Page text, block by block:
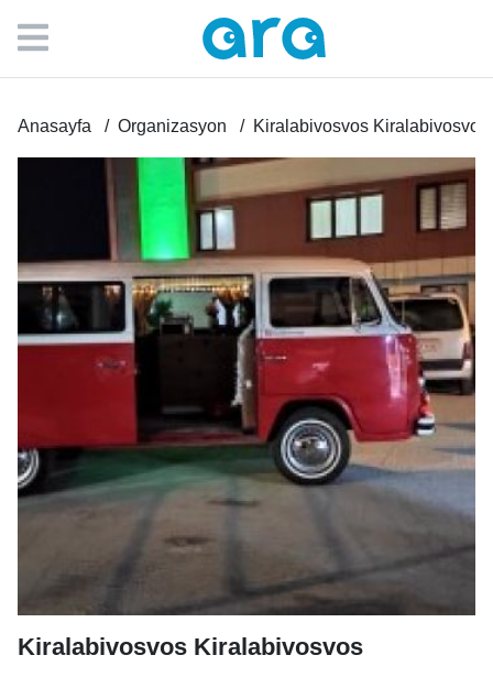
Anasayfa Organizasyon Kiralabivosvos Kiralabivosvos
Kiralabivosvos Kiralabivosvos